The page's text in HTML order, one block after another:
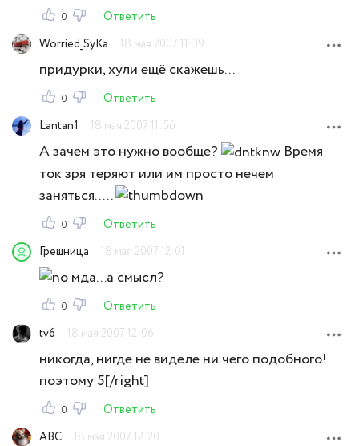
0
Ответить
Worried_SyKa
18 мая 2007 11:39
придурки, хули ещё скажешь...
0
Ответить
Lantan1
18 мая 2007 11:56
А зачем это нужно вообще?
Время
ток зря теряют или им просто нечем
заняться.....
0
Ответить
Грешница
18 мая 2007 12:01
мда...а смысл?
0
Ответить
tv6
18 мая 2007 12:06
никогда, нигде не виделе ни чего подобного!
поэтому 5[/right]
0
Ответить
ABC
18 мая 2007 12:20